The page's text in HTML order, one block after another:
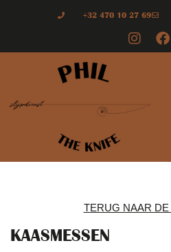
+32 470 10 27 69
TERUG NAAR
KAASMESSEN